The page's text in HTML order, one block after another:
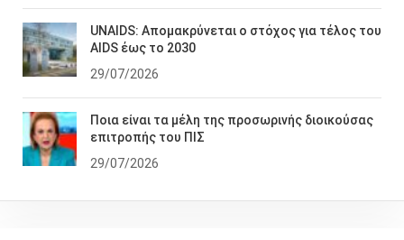
UNAIDS: Απομακρύνεται ο στόχος για τέλος του
AIDS έως το 2030
29/07/2026
Ποια είναι τα μέλη της προσωρινής διοικούσας
επιτροπής του ΠΙΣ
29/07/2026